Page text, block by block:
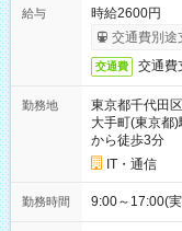
給与
時給2600円
交通費別途
交通費 交通費
勤務地
東京都千代田区
大手町(東京都
から徒歩3分
IT・通信
勤務時間 9:00～17:00(